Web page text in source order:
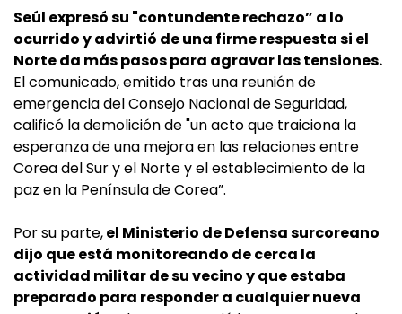
Seúl expresó su "contundente rechazo” a lo
ocurrido y advirtió de una firme respuesta si el
Norte da más pasos para agravar las tensiones.
El comunicado, emitido tras una reunión de
emergencia del Consejo Nacional de Seguridad,
calificó la demolición de "un acto que traiciona la
esperanza de una mejora en las relaciones entre
Corea del Sur y el Norte y el establecimiento de la
paz en la Península de Corea”.
Por su parte,el Ministerio de Defensa surcoreano
dijo que está monitoreando de cerca la
actividad militar de su vecino y que estaba
preparado para responder a cualquier nueva